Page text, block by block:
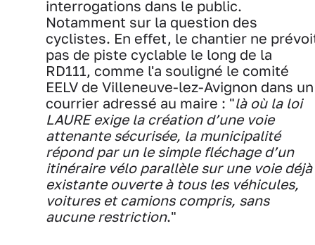
interrogations dans le public.
Notamment sur la question des
cyclistes. En effet, le chantier ne
pas de piste cyclable le long de la
RD111, comme l'a souligné le comité
EELV de Villeneuve-lez-Avignon dans un
courrier adressé au maire : "là où la loi
LAURE exige la création d’une voie
attenante sécurisée, la municipalité
répond par un le simple fléchage d’un
itinéraire vélo parallèle sur une voie déjà
existante ouverte à tous les véhicules,
voitures et camions compris, sans
aucune restriction."